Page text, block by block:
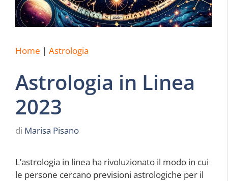
Home | Astrologia
Astrologia in Linea
2023
di Marisa Pisano
L’astrologia in linea ha rivoluzionato il modo in cui
le persone cercano previsioni astrologiche per il